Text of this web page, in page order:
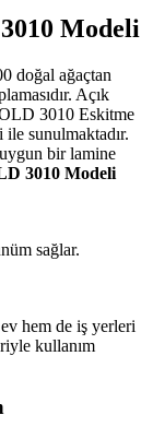
Modeli
doğal ağaçtan
Açık
3010 Eskitme
ile sunulmaktadır.
uygun bir lamine
3010 Modeli
sağlar.
hem de iş yerleri
kullanım